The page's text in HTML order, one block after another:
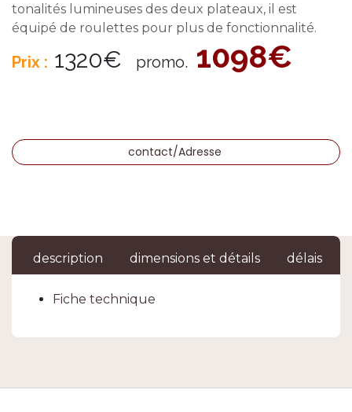
tonalités lumineuses des deux plateaux, il est
équipé de roulettes pour plus de fonctionnalité.
Prix : 1320€ promo. 1098€
contact/Adresse
description dimensions et détails délais
Fiche technique